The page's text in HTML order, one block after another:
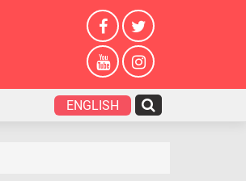
ENGLISH